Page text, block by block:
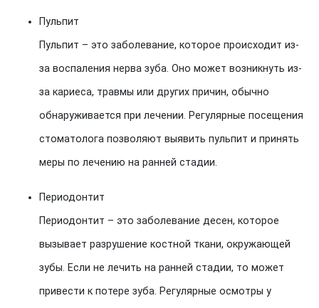
Пульпит
Пульпит – это заболевание, которое происходит из-
за воспаления нерва зуба. Оно может возникнуть из-
за кариеса, травмы или других причин, обычно
обнаруживается при лечении. Регулярные посещения
стоматолога позволяют выявить пульпит и принять
меры по лечению на ранней стадии.
Периодонтит
Периодонтит – это заболевание десен, которое
вызывает разрушение костной ткани, окружающей
зубы. Если не лечить на ранней стадии, то может
привести к потере зуба. Регулярные осмотры у